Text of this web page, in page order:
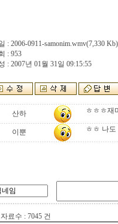
: 2006-0911-samonim.wmv(7,330 Kb)
: 953
: 2007년 01월 31일 09:15:55
산하 ㅎㅎㅎ재
이뿐 ㅎㅎ 나
료수 : 7045 건